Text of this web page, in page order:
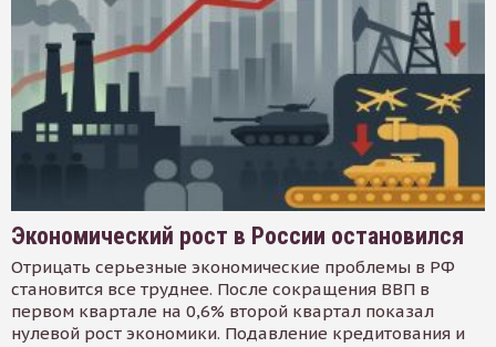
Экономический рост в России остановился
Отрицать серьезные экономические проблемы в РФ
становится все труднее. После сокращения ВВП в
первом квартале на 0,6% второй квартал показал
нулевой рост экономики. Подавление кредитования и